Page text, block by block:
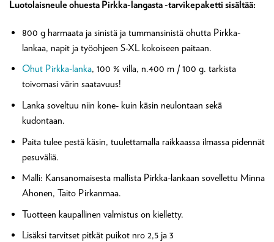
Luotolaisneule ohuesta Pirkka-langasta -tarvikepaketti sisältää:
800 g harmaata ja sinistä ja tummansinistä ohutta Pirkka-
lankaa, napit ja työohjeen S-XL kokoiseen paitaan.
Ohut Pirkka-lanka, 100 % villa, n.400 m / 100 g. tarkista
toivomasi värin saatavuus!
Lanka soveltuu niin kone- kuin käsin neulontaan sekä
kudontaan.
Paita tulee pestä käsin, tuulettamalla raikkaassa ilmassa pidennät
pesuväliä.
Malli: Kansanomaisesta mallista Pirkka-lankaan sovellettu Minna
Ahonen, Taito Pirkanmaa.
Tuotteen kaupallinen valmistus on kielletty.
Lisäksi tarvitset pitkät puikot nro 2,5 ja 3